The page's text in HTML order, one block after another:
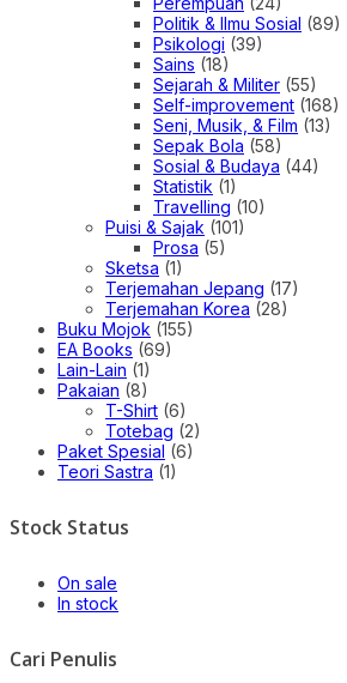
Politik & Ilmu Sosial (89)
Psikologi (39)
Sains (18)
Sejarah & Militer (55)
Self-improvement (168)
Seni, Musik, & Film (13)
Sepak Bola (58)
Sosial & Budaya (44)
Statistik (1)
Travelling (10)
Puisi & Sajak (101)
Prosa (5)
Sketsa (1)
Terjemahan Jepang (17)
Terjemahan Korea (28)
Buku Mojok (155)
EA Books (69)
Lain-Lain (1)
Pakaian (8)
T-Shirt (6)
Totebag (2)
Paket Spesial (6)
Teori Sastra (1)
Stock Status
On sale
In stock
Cari Penulis